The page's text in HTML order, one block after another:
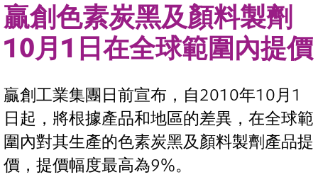
贏創色素炭黑及顏料製劑
10月1日在全球範圍內提價
贏創工業集團日前宣布，自2010年10月1
日起，將根據產品和地區的差異，在全球範
圍內對其生產的色素炭黑及顏料製劑產品提
價，提價幅度最高為9%。